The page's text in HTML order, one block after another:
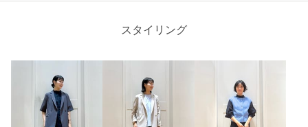
・様々なシーンに応用できるカラーバリエ（通勤・通学・お出か
■素材
程よくシボ感のある素材
【注意事項】
身長：163cm
63人が参考になったと回答スタイリング